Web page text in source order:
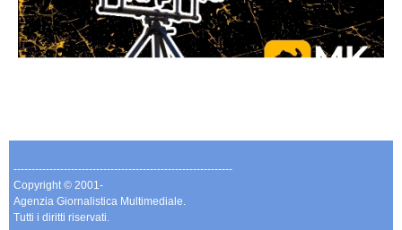
-------------------------------------------------------------
Copyright © 2001-
Agenzia Giornalistica Multimediale.
Tutti i diritti riservati.